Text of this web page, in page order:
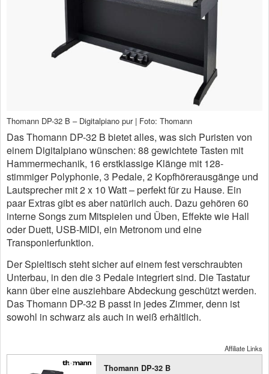
Thomann DP-32 B – Digitalpiano pur | Foto: Thomann
Das Thomann DP-32 B bietet alles, was sich Puristen von
einem Digitalpiano wünschen: 88 gewichtete Tasten mit
Hammermechanik, 16 erstklassige Klänge mit 128-
stimmiger Polyphonie, 3 Pedale, 2 Kopfhörerausgänge und
Lautsprecher mit 2 x 10 Watt – perfekt für zu Hause. Ein
paar Extras gibt es aber natürlich auch. Dazu gehören 60
interne Songs zum Mitspielen und Üben, Effekte wie Hall
oder Duett, USB-MIDI, ein Metronom und eine
Transponierfunktion.
Der Spieltisch steht sicher auf einem fest verschraubten
Unterbau, in den die 3 Pedale integriert sind. Die Tastatur
kann über eine ausziehbare Abdeckung geschützt werden.
Das Thomann DP-32 B passt in jedes Zimmer, denn ist
sowohl in schwarz als auch in weiß erhältlich.
Affiliate Links
Thomann DP-32 B